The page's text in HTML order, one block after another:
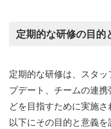
定期的な研修の目的
定期的な研修は、スタ
プデート、チームの連
どを目指すために実施さ
以下にその目的と意義